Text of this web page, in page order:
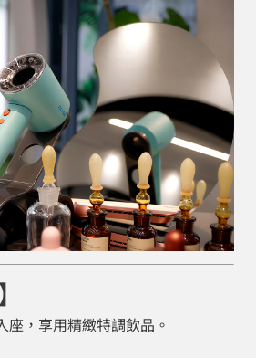
座，享用精緻特調飲品。